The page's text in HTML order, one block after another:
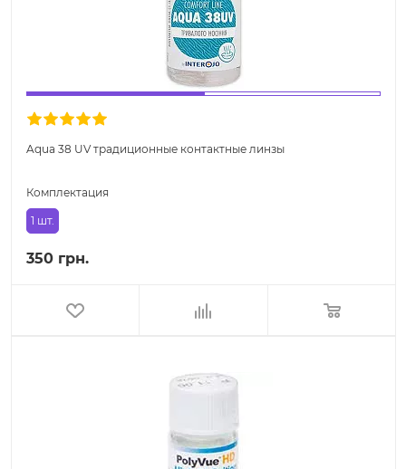
Aqua 38 UV традиционные контактные линзы
Комплектация
1 шт.
350 грн.